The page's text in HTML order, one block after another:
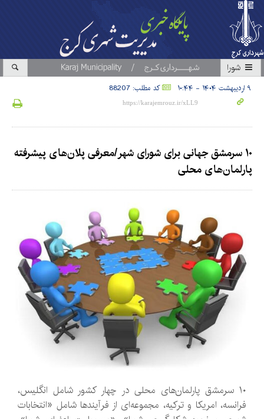
شورا
۹ اردیبهشت ۱۴۰۴ - ۱۰:۴۴ کد مطلب: 88207
۱۰ سرمشق جهانی برای شورای شهر/معرفی پلان‌های پیشرفته
پارلمان‌های محلی
۱۰ سرمشق پارلمان‌های محلی در چهار کشور شامل انگلیس،
فرانسه، امریکا و ترکیه، مجموعه‌ای از فرآیندها شامل «انتخابات